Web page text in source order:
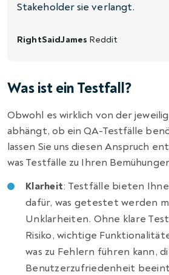
Stakeholder sie verlangt.
RightSaidJames Reddit
Was ist ein Testfall?
Obwohl es wirklich von der
abhängt, ob ein QA-Testfälle
lassen Sie uns diesen Anspruch
was Testfälle zu Ihren
Klarheit: Testfälle bieten
dafür, was getestet werden
Unklarheiten. Ohne klare
Risiko, wichtige
was zu Fehlern führen kann,
Benutzerzufriedenheit